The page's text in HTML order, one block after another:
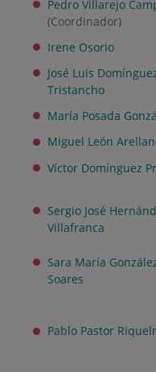
Pedro Villarejo
(Coordinador)
Irene Osorio
José Luis
Tristancho
María Posada
Miguel León
Víctor Domínguez
Sergio José
Villafranca
Sara María
Soares
Pablo Pastor